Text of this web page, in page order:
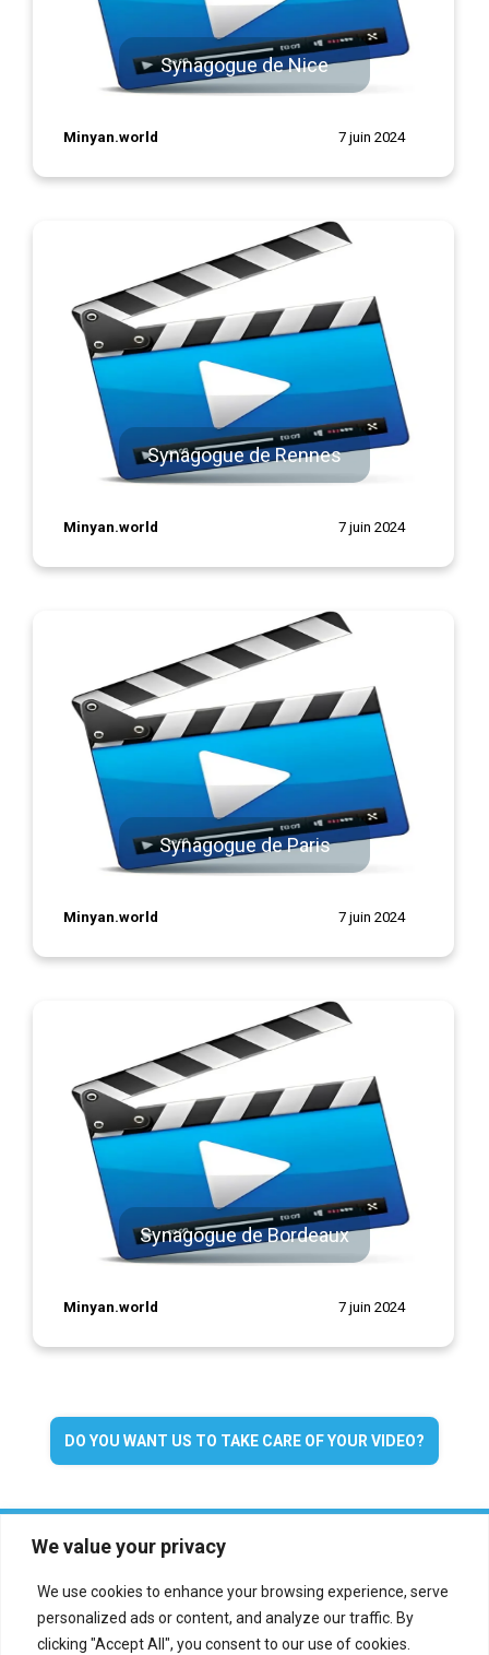
We value your privacy
We use cookies to enhance your browsing experience, serve
personalized ads or content, and analyze our traffic. By
clicking "Accept All", you consent to our use of cookies.
Synagogue de Nice
Minyan.world 7 juin 2024
Synagogue de Rennes
Minyan.world 7 juin 2024
Synagogue de Paris
Minyan.world 7 juin 2024
Synagogue de Bordeaux
Minyan.world 7 juin 2024
DO YOU WANT US TO TAKE CARE OF YOUR VIDEO?